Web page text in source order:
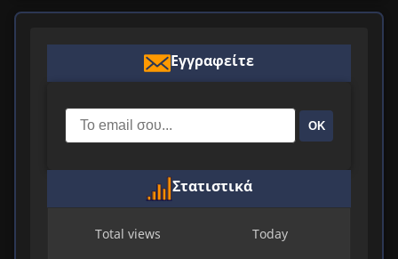
Εγγραφείτε
ΟΚ
Στατιστικά
Total views Today